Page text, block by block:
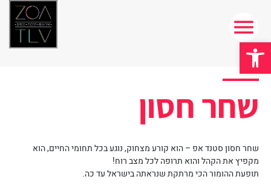
פתח סרגל נגישות
שחר חסון
שחר חסון סטנד אפ – הוא קורע מצחוק, נוגע בכל תחומי החיים, הוא
מקפיץ את הקהל והוא תרופה לכל מצב רוח!
תופעת ההומור הכי מרתקת שנראתה בישראל עד כה.